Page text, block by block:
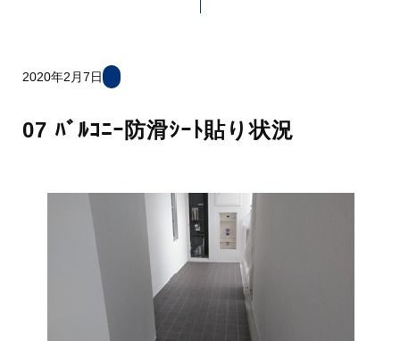
2020年2月7日
07 ﾊﾞﾙｺﾆｰ防滑ｼｰﾄ貼り状況